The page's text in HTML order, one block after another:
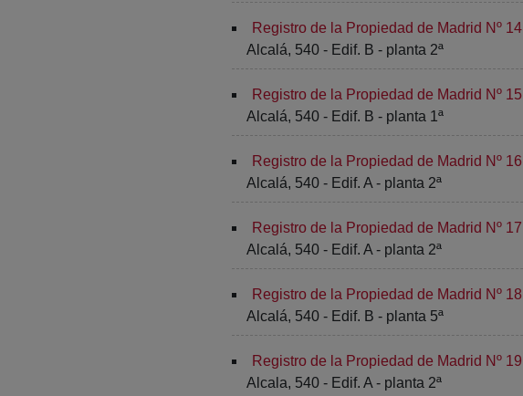
Registro de la Propiedad de Madrid Nº 14
Alcalá, 540 - Edif. B - planta 2ª
Registro de la Propiedad de Madrid Nº 15
Alcalá, 540 - Edif. B - planta 1ª
Registro de la Propiedad de Madrid Nº 16
Alcalá, 540 - Edif. A - planta 2ª
Registro de la Propiedad de Madrid Nº 17
Alcalá, 540 - Edif. A - planta 2ª
Registro de la Propiedad de Madrid Nº 18
Alcalá, 540 - Edif. B - planta 5ª
Registro de la Propiedad de Madrid Nº 19
Alcala, 540 - Edif. A - planta 2ª